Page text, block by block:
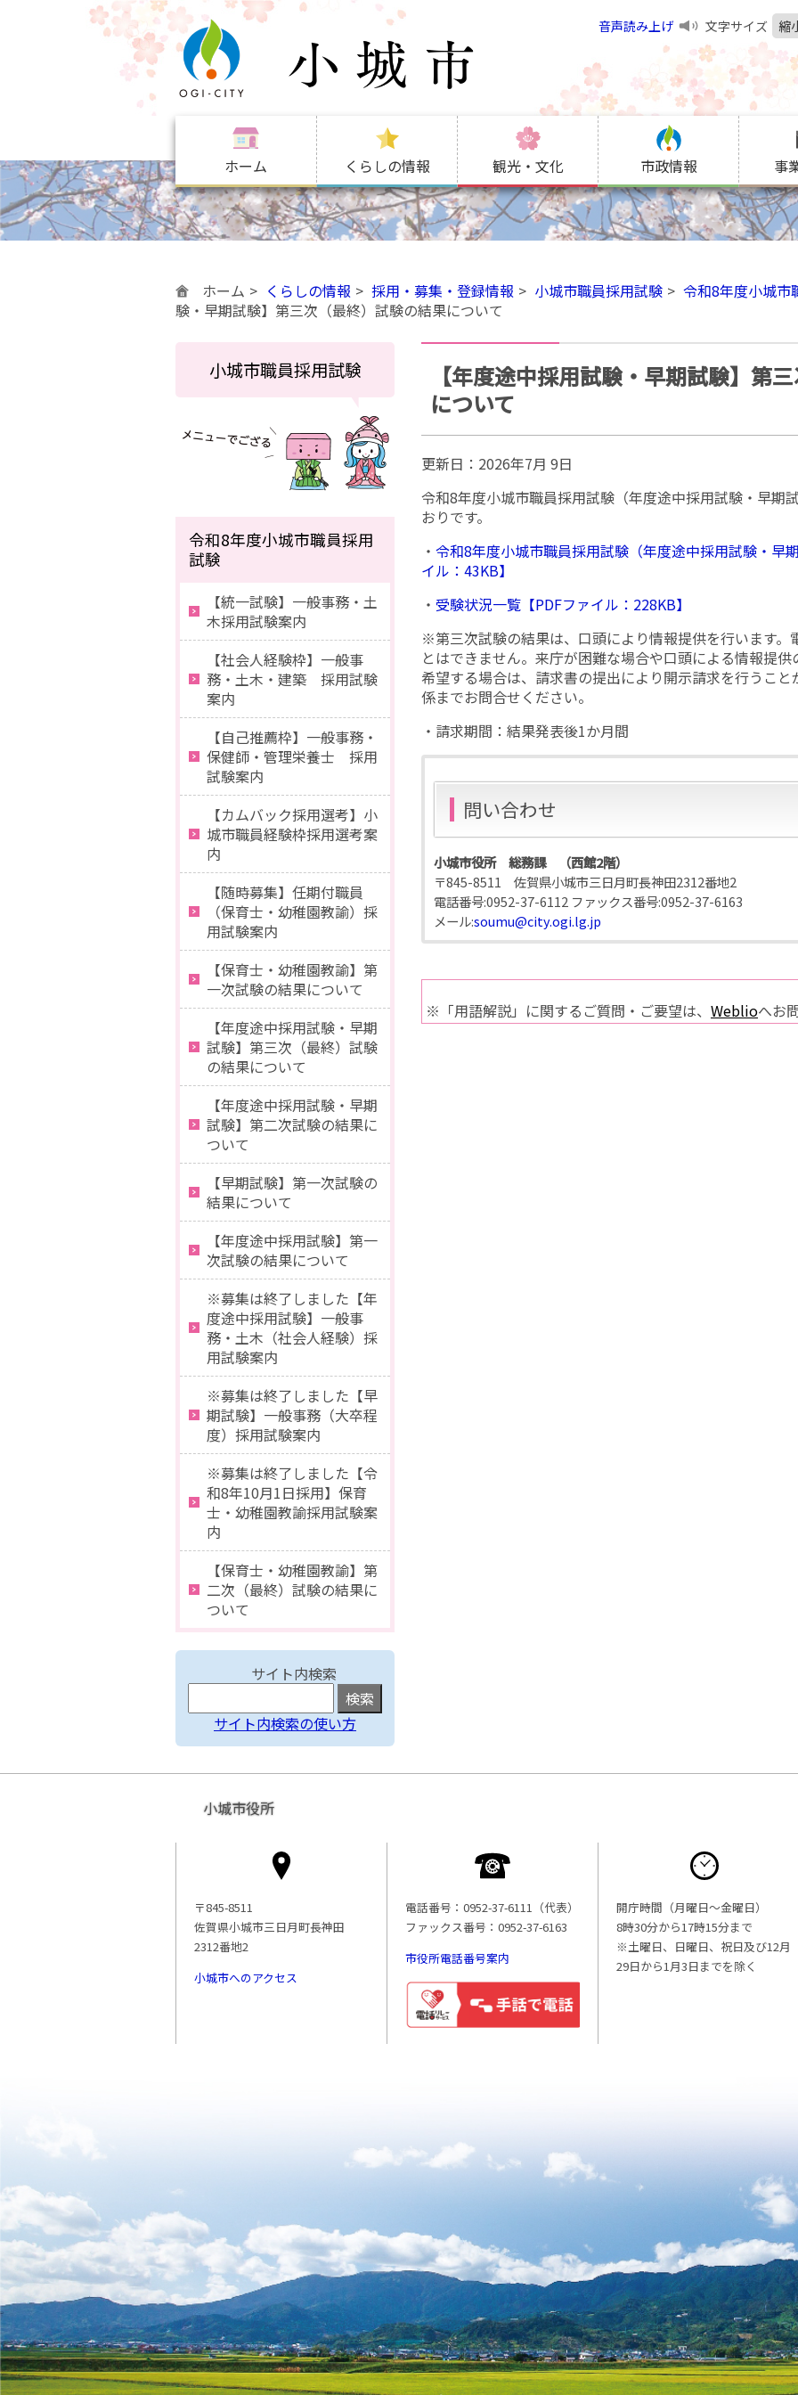
音声読み上げ 文字サイズ 縮
ホーム くらしの情報 観光・文化 市政情報 事
ホーム くらしの情報 採用・募集・登録情報 小城市職員採用試験 令和8年度小城市
験・早期試験】第三次（最終）試験の結果について
【年度途中採用試験・早期試験】第
について
更新日： 2026年7月 9日
令和8年度小城市職員採用試験（年度途中採用試験・早期
おりです。
・ 令和8年度小城市職員採用試験（年度途中採用試験・早
イル：43KB】
・ 受験状況一覧【PDFファイル：228KB】
※第三次試験の結果は、口頭により情報提供を行います。
とはできません。来庁が困難な場合や口頭による情報提
希望する場合は、請求書の提出により開示請求を行うこ
係までお問合せください。
・請求期間：結果発表後1か月間
問い合わせ
小城市役所 総務課 （西館2階）
〒845-8511 佐賀県小城市三日月町長神田2312番地2
電話番号:0952-37-6112 ファックス番号:0952-37-6163
メール:soumu@city.ogi.lg.jp
※「用語解説」に関するご質問・ご要望は、 Weblioへお
小城市職員採用試験
令和8年度小城市職員採用
試験
【統一試験】一般事務・土
木採用試験案内
【社会人経験枠】一般事
務・土木・建築 採用試験
案内
【自己推薦枠】一般事務・
保健師・管理栄養士 採用
試験案内
【カムバック採用選考】小
城市職員経験枠採用選考案
内
【随時募集】任期付職員
（保育士・幼稚園教諭）採
用試験案内
【保育士・幼稚園教諭】第
一次試験の結果について
【年度途中採用試験・早期
試験】第三次（最終）試験
の結果について
【年度途中採用試験・早期
試験】第二次試験の結果に
ついて
【早期試験】第一次試験の
結果について
【年度途中採用試験】第一
次試験の結果について
※募集は終了しました【年
度途中採用試験】一般事
務・土木（社会人経験）採
用試験案内
※募集は終了しました【早
期試験】一般事務（大卒程
度）採用試験案内
※募集は終了しました【令
和8年10月1日採用】保育
士・幼稚園教諭採用試験案
内
【保育士・幼稚園教諭】第
二次（最終）試験の結果に
ついて
サイト内検索
サイト内検索の使い方
小城市役所
〒845-8511
佐賀県小城市三日月町長神田
2312番地2
小城市へのアクセス
電話番号：0952-37-6111（代表）
ファックス番号：0952-37-6163
市役所電話番号案内
開庁時間（月曜日〜金曜日）
8時30分から17時15分まで
※土曜日、日曜日、祝日及び12月
29日から1月3日までを除く